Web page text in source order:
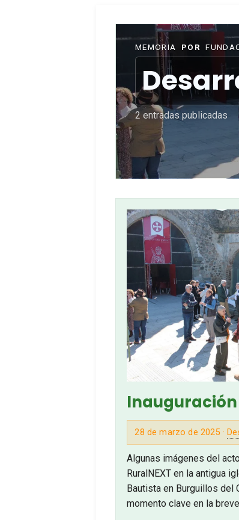
MEMORIA POR
2 entradas publicadas
Inauguración
28 de marzo de 2025 ·
Algunas imágenes del
RuralNEXT en la antigua
Bautista en Burguillos del
momento clave en la